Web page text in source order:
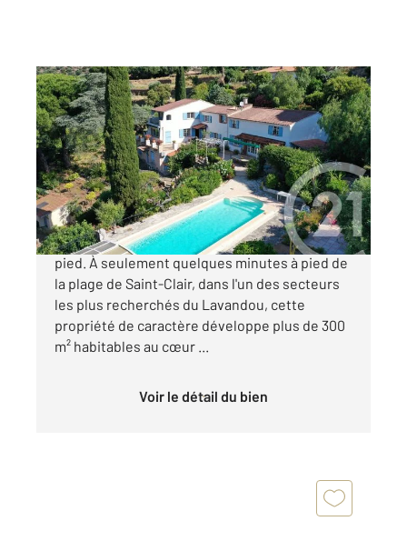
LE LAVANDOU 83
302,51 m2, 8 pièces
Ref : 1984
Maison à vendre
2 415 000 €
SAINT-CLAIR Propriété de charme, plage à
pied. À seulement quelques minutes à pied de
la plage de Saint-Clair, dans l'un des secteurs
les plus recherchés du Lavandou, cette
propriété de caractère développe plus de 300
m² habitables au cœur ...
Voir le détail du bien